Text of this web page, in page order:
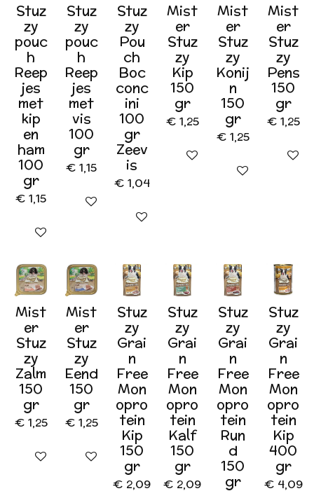
Stuz
zy
pouc
h
Reep
jes
met
kip
en
ham
100
gr
€ 1,15
In winkelwagen
Stuz
zy
pouc
h
Reep
jes
met
vis
100
gr
€ 1,15
In winkelwagen
Stuz
zy
Pou
ch
Boc
conc
ini
100
gr
Zeev
is
€ 1,04
In winkelwagen
Mist
er
Stuz
zy
Kip
150
gr
€ 1,25
In winkelwagen
Mist
er
Stuz
zy
Konij
n
150
gr
€ 1,25
In winkelwagen
Mist
er
Stuz
zy
Pens
150
gr
€ 1,25
In
Mist
er
Stuz
zy
Zalm
150
gr
€ 1,25
In winkelwagen
Mist
er
Stuz
zy
Eend
150
gr
€ 1,25
In winkelwagen
Stuz
zy
Grai
n
Free
Mon
opro
tein
Kip
150
gr
€ 2,09
Stuz
zy
Grai
n
Free
Mon
opro
tein
Kalf
150
gr
€ 2,09
Stuz
zy
Grai
n
Free
Mon
opro
tein
Run
d
150
gr
Stuz
zy
Grai
n
Free
Mon
opro
tein
Kip
400
gr
€ 4,09